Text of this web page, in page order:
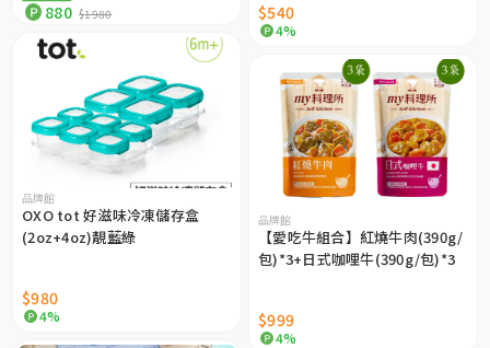
880 $1980 $540
4%
品牌館
OXO tot 好滋味冷凍儲存盒
(2oz+4oz)靚藍綠
$980
4%
品牌館
【愛吃牛組合】紅燒牛肉(390g/
包)*3+日式咖哩牛(390g/包)*3
$999
4%